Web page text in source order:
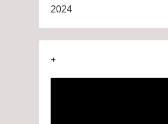
2024
+